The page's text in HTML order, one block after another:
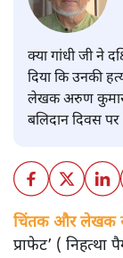
क्या गांधी जी ने
दिया कि उनकी
लेखक अरुण कुमार
बलिदान दिवस
चिंतक और लेखक
प्राफेट’ (